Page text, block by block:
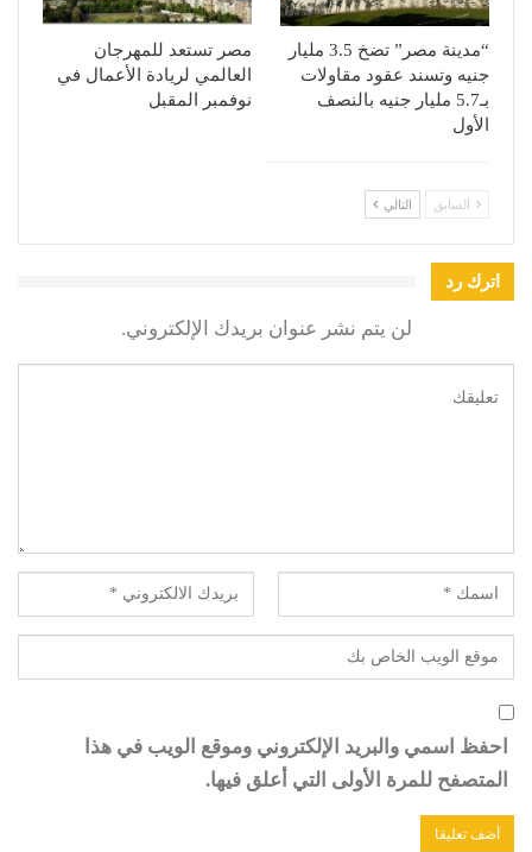
“مدينة مصر” تضخ 3.5 مليار
جنيه وتسند عقود مقاولات
بـ5.7 مليار جنيه بالنصف
الأول
مصر تستعد للمهرجان
العالمي لريادة الأعمال في
نوفمبر المقبل
السابق التالي
اترك رد
لن يتم نشر عنوان بريدك الإلكتروني.
احفظ اسمي والبريد الإلكتروني وموقع الويب في هذا
المتصفح للمرة الأولى التي أعلق فيها.